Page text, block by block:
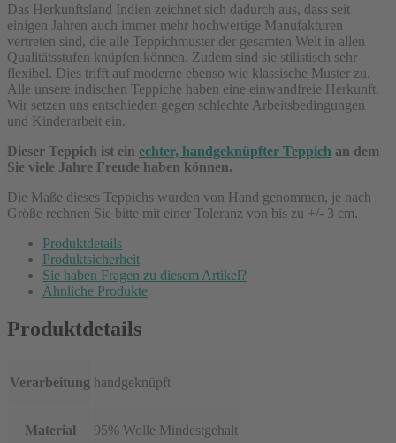
Das Herkunftsland Indien zeichnet sich dadurch aus, dass seit
einigen Jahren auch immer mehr hochwertige Manufakturen
vertreten sind, die alle Teppichmuster der gesamten Welt in allen
Qualitätsstufen knüpfen können. Zudem sind sie stilistisch sehr
flexibel. Dies trifft auf moderne ebenso wie klassische Muster zu.
Alle unsere indischen Teppiche haben eine einwandfreie Herkunft.
Wir setzen uns entschieden gegen schlechte Arbeitsbedingungen
und Kinderarbeit ein.
Dieser Teppich ist ein echter, handgeknüpfter Teppich an dem
Sie viele Jahre Freude haben können.
Die Maße dieses Teppichs wurden von Hand genommen, je nach
Größe rechnen Sie bitte mit einer Toleranz von bis zu +/- 3 cm.
Produktdetails
Produktsicherheit
Sie haben Fragen zu diesem Artikel?
Ähnliche Produkte
Produktdetails
Verarbeitung handgeknüpft
Material 95% Wolle Mindestgehalt